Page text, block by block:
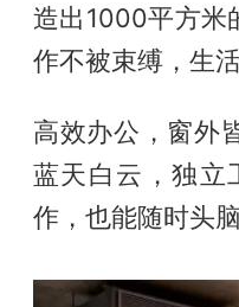
造出1000平方米
作不被束缚，生
高效办公，窗外
蓝天白云，独立
作，也能随时头